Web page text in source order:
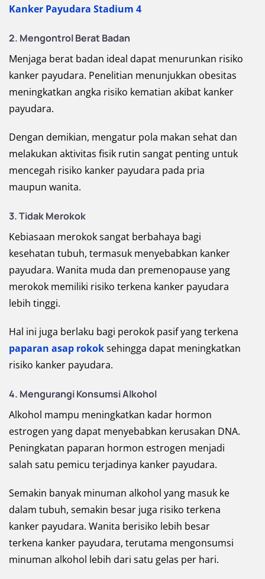
Kanker Payudara Stadium 4
2. Mengontrol Berat Badan
Menjaga berat badan ideal dapat menurunkan risiko
kanker payudara. Penelitian menunjukkan obesitas
meningkatkan angka risiko kematian akibat kanker
payudara.
Dengan demikian, mengatur pola makan sehat dan
melakukan aktivitas fisik rutin sangat penting untuk
mencegah risiko kanker payudara pada pria
maupun wanita.
3. Tidak Merokok
Kebiasaan merokok sangat berbahaya bagi
kesehatan tubuh, termasuk menyebabkan kanker
payudara. Wanita muda dan premenopause yang
merokok memiliki risiko terkena kanker payudara
lebih tinggi.
Hal ini juga berlaku bagi perokok pasif yang terkena
paparan asap rokoksehingga dapat meningkatkan
risiko kanker payudara.
4. Mengurangi Konsumsi Alkohol
Alkohol mampu meningkatkan kadar hormon
estrogen yang dapat menyebabkan kerusakan DNA.
Peningkatan paparan hormon estrogen menjadi
salah satu pemicu terjadinya kanker payudara.
Semakin banyak minuman alkohol yang masuk ke
dalam tubuh, semakin besar juga risiko terkena
kanker payudara. Wanita berisiko lebih besar
terkena kanker payudara, terutama mengonsumsi
minuman alkohol lebih dari satu gelas per hari.